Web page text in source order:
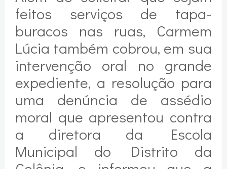
feitos serviços de tapa-
buracos nas ruas, Carmem
Lúcia também cobrou, em sua
intervenção oral no grande
expediente, a resolução para
uma denúncia de assédio
moral que apresentou contra
a diretora da Escola
Municipal do Distrito da